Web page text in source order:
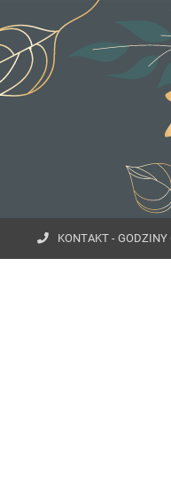
KONTAKT - GODZINY